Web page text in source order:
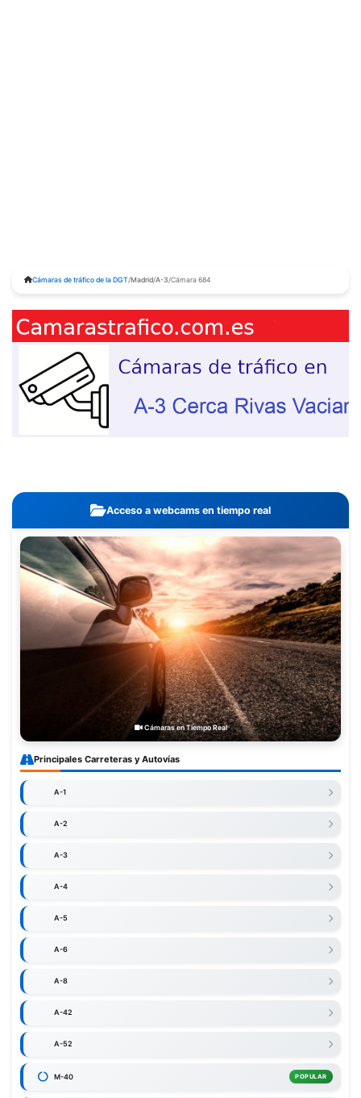
Cámaras de tráfico de la DGT/Madrid/A-3 /Cámara 684
Acceso a webcams en tiempo real
Cámaras en Tiempo Real
Principales Carreteras y Autovías
A-1
A-2
A-3
A-4
A-5
A-6
A-8
A-42
A-52
M-40 POPULAR